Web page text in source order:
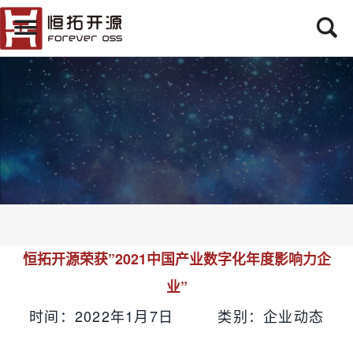
恒拓开源荣获”2021中国产业数字化年度影响力企
业”
时间：2022年1月7日 类别：企业动态